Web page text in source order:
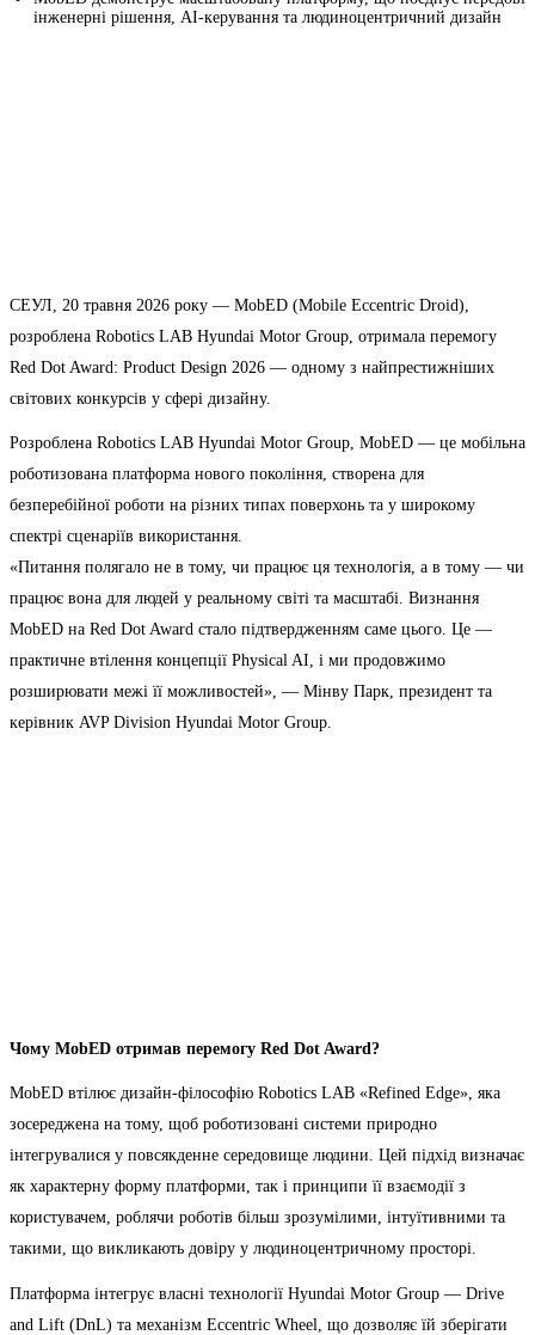
інженерні рішення, AI-керування та людиноцентричний дизайн
СЕУЛ, 20 травня 2026 року — MobED (Mobile Eccentric Droid),
розроблена Robotics LAB Hyundai Motor Group, отримала перемогу
Red Dot Award: Product Design 2026 — одному з найпрестижніших
світових конкурсів у сфері дизайну.
Розроблена Robotics LAB Hyundai Motor Group, MobED — це мобільна
роботизована платформа нового покоління, створена для
безперебійної роботи на різних типах поверхонь та у широкому
спектрі сценаріїв використання.
«Питання полягало не в тому, чи працює ця технологія, а в тому — чи
працює вона для людей у реальному світі та масштабі. Визнання
MobED на Red Dot Award стало підтвердженням саме цього. Це —
практичне втілення концепції Physical AI, і ми продовжимо
розширювати межі її можливостей», — Мінву Парк, президент та
керівник AVP Division Hyundai Motor Group.
Чому MobED отримав перемогу Red Dot Award?
MobED втілює дизайн-філософію Robotics LAB «Refined Edge», яка
зосереджена на тому, щоб роботизовані системи природно
інтегрувалися у повсякденне середовище людини. Цей підхід визначає
як характерну форму платформи, так і принципи її взаємодії з
користувачем, роблячи роботів більш зрозумілими, інтуїтивними та
такими, що викликають довіру у людиноцентричному просторі.
Платформа інтегрує власні технології Hyundai Motor Group — Drive
and Lift (DnL) та механізм Eccentric Wheel, що дозволяє їй зберігати